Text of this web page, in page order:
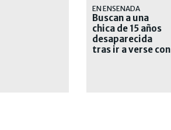
EN ENSENADA
Buscan a una
chica de 15 años
desaparecida
tras ir a verse con